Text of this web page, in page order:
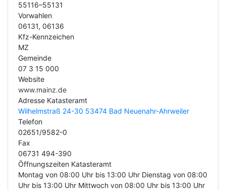
55116–55131
Vorwahlen
06131, 06136
Kfz-Kennzeichen
MZ
Gemeinde
07 3 15 000
Website
www.mainz.de
Adresse Katasteramt
Wilhelmstraß 24-30 53474 Bad Neuenahr-Ahrweiler
Telefon
02651/9582-0
Fax
06731 494-390
Öffnungszeiten Katasteramt
Montag von 08:00 Uhr bis 13:00 Uhr Dienstag von 08:00
Uhr bis 13:00 Uhr Mittwoch von 08:00 Uhr bis 13:00 Uhr